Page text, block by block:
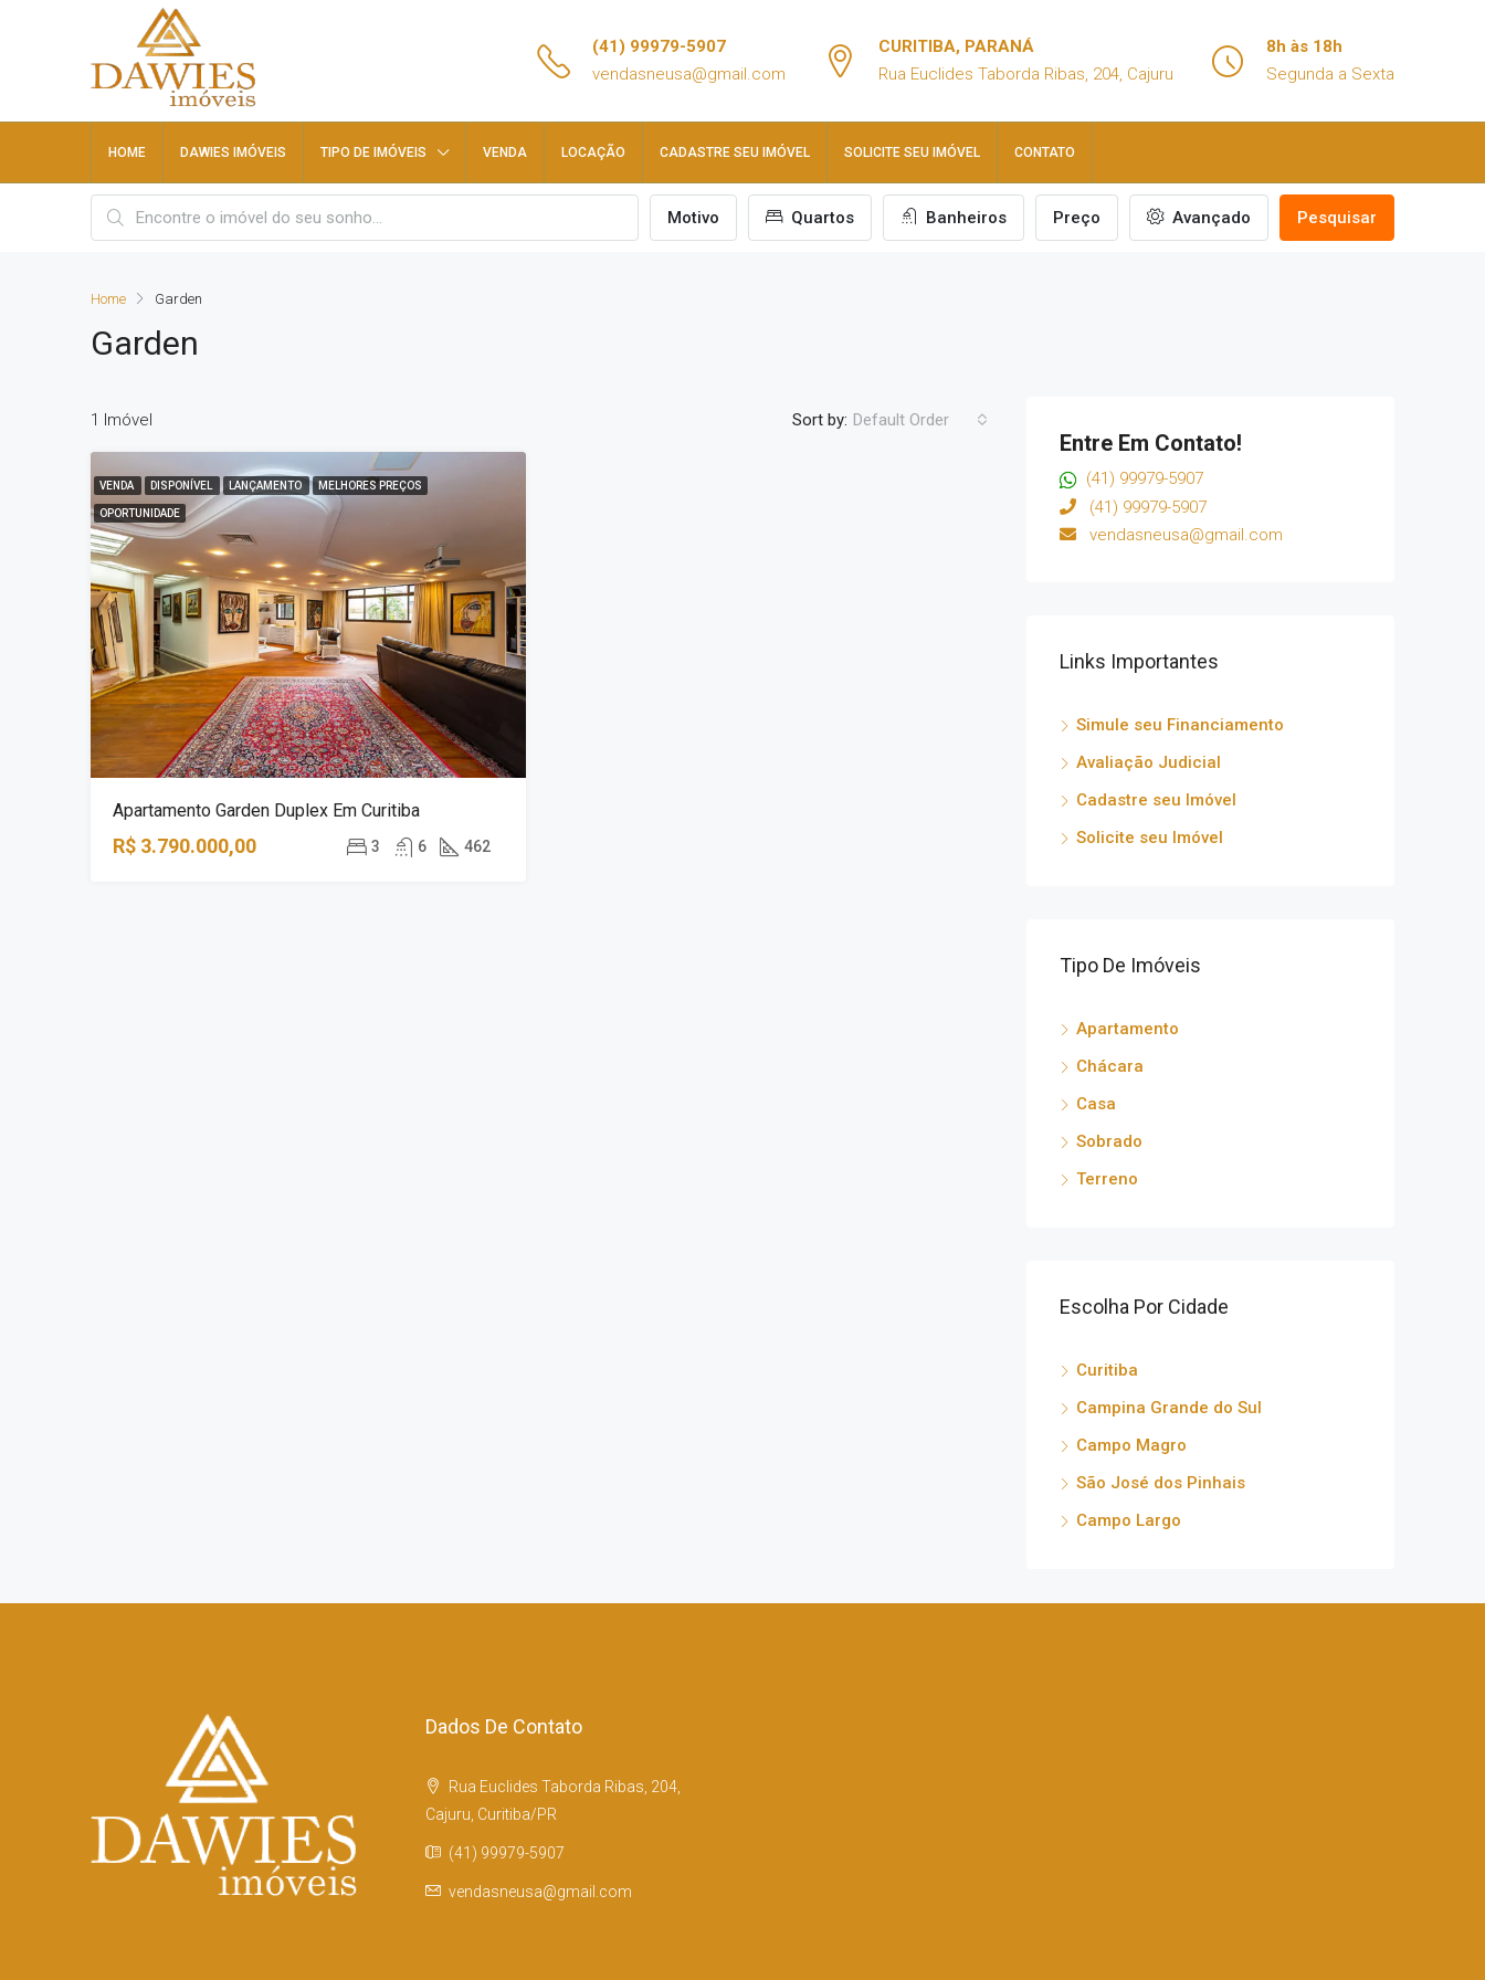
(41) 99979-5907
vendasneusa@gmail.com
CURITIBA, PARANÁ
Rua Euclides Taborda Ribas, 204, Cajuru
8h às 18h
Segunda a Sexta
HOME DAWIES IMÓVEIS TIPO DE IMÓVEIS VENDA LOCAÇÃO CADASTRE SEU IMÓVEL SOLICITE SEU IMÓVEL CONTATO
Motivo Quartos Banheiros Preço Avançado Pesquisar
Home Garden
Garden
1 Imóvel Sort by: Default Order
VENDA DISPONÍVEL LANÇAMENTO MELHORES PREÇOS
OPORTUNIDADE
Apartamento Garden Duplex Em Curitiba
R$ 3.790.000,00 3 6 462
Entre Em Contato!
(41) 99979-5907
(41) 99979-5907
vendasneusa@gmail.com
Links Importantes
Simule seu Financiamento
Avaliação Judicial
Cadastre seu Imóvel
Solicite seu Imóvel
Tipo De Imóveis
Apartamento
Chácara
Casa
Sobrado
Terreno
Escolha Por Cidade
Curitiba
Campina Grande do Sul
Campo Magro
São José dos Pinhais
Campo Largo
Dados De Contato
Rua Euclides Taborda Ribas, 204,
Cajuru, Curitiba/PR
(41) 99979-5907
vendasneusa@gmail.com